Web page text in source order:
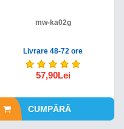
mw-ka02g
Livrare 48-72 ore
57,90Lei
CUMPĂRĂ